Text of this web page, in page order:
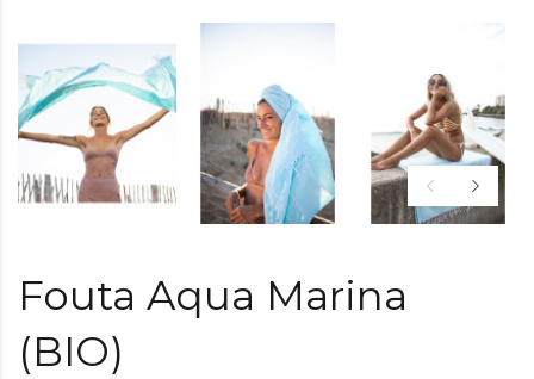
Fouta Aqua Marina
(BIO)